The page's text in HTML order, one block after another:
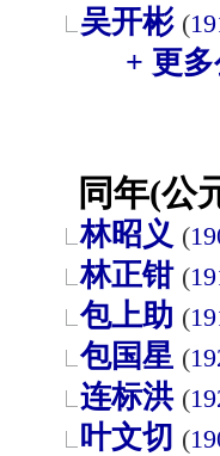
吴开彬 (
+ 更
同年(公元
林昭义 (
林正钳 (
包上助 (
包国星 (
连标洪 (
叶文切 (